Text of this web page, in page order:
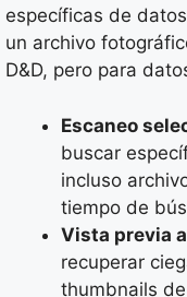
específicas de
un archivo
D&D, pero para
Escaneo
buscar
incluso
tiempo de
Vista previa
recuperar
thumbnails